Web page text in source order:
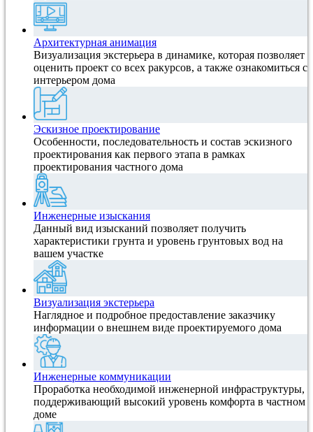
Архитектурная анимация
Визуализация экстерьера в динамике, которая позволяет
оценить проект со всех ракурсов, а также ознакомиться с
интерьером дома
Эскизное проектирование
Особенности, последовательность и состав эскизного
проектирования как первого этапа в рамках
проектирования частного дома
Инженерные изыскания
Данный вид изысканий позволяет получить
характеристики грунта и уровень грунтовых вод на
вашем участке
Визуализация экстерьера
Наглядное и подробное предоставление заказчику
информации о внешнем виде проектируемого дома
Инженерные коммуникации
Проработка необходимой инженерной инфраструктуры,
поддерживающий высокий уровень комфорта в частном
доме